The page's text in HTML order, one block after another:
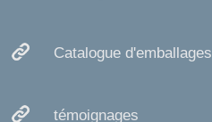
Catalogue d'emballages
témoignages